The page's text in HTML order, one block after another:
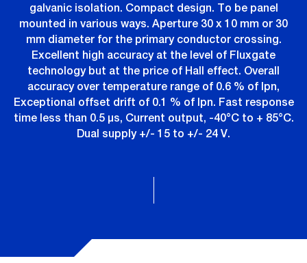
galvanic isolation. Compact design. To be panel
mounted in various ways. Aperture 30 x 10 mm or 30
mm diameter for the primary conductor crossing.
Excellent high accuracy at the level of Fluxgate
technology but at the price of Hall effect. Overall
accuracy over temperature range of 0.6 % of Ipn,
Exceptional offset drift of 0.1 % of Ipn. Fast response
time less than 0.5 µs, Current output, -40°C to + 85°C.
Dual supply +/- 15 to +/- 24 V.